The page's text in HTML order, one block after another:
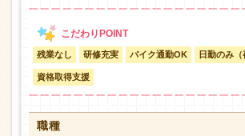
お問い合わせ
残業なし 研修充実 バイク通勤OK 日勤のみ（
資格取得支援
職種